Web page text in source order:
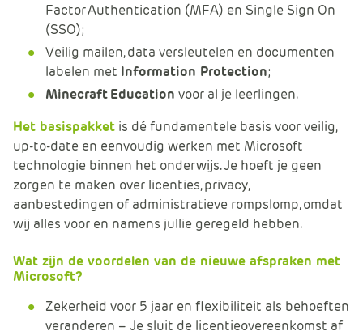
Factor Authentication (MFA) en Single Sign On
(SSO);
Veilig mailen, data versleutelen en documenten
labelen met Information Protection;
Minecraft Education voor al je leerlingen.
Het basispakket is dé fundamentele basis voor veilig,
up-to-date en eenvoudig werken met Microsoft
technologie binnen het onderwijs. Je hoeft je geen
zorgen te maken over licenties, privacy,
aanbestedingen of administratieve rompslomp, omdat
wij alles voor en namens jullie geregeld hebben.
Wat zijn de voordelen van de nieuwe afspraken met
Microsoft?
Zekerheid voor 5 jaar en flexibiliteit als behoeften
veranderen – Je sluit de licentieovereenkomst af